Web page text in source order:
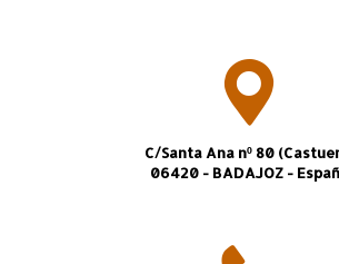
C/Santa Ana nº 80
06420 - BADAJOZ -